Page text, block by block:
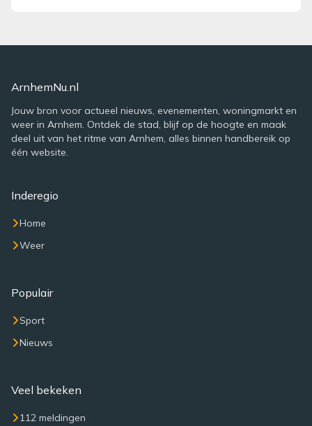
ArnhemNu.nl
Jouw bron voor actueel nieuws, evenementen, woningmarkt en
weer in Arnhem. Ontdek de stad, blijf op de hoogte en maak
deel uit van het ritme van Arnhem, alles binnen handbereik op
één website.
Inderegio
Home
Weer
Populair
Sport
Nieuws
Veel bekeken
112 meldingen